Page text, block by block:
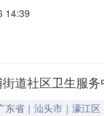
供应商（乙方）：汕
14:39
道社区卫生服
东省｜汕头市｜濠江区